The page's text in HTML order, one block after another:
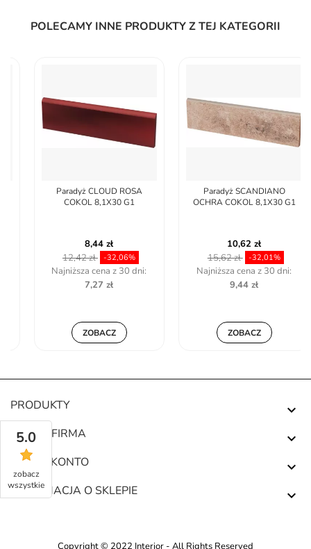
POLECAMY INNE PRODUKTY Z TEJ KATEGORII
Paradyż CLOUD ROSA
COKOL 8,1X30 G1
8,44 zł
12,42 zł -32,06%
Najniższa cena z 30 dni:
7,27 zł
ZOBACZ
Paradyż SCANDIANO
OCHRA COKOL 8,1X30 G1
10,62 zł
15,62 zł -32,01%
Najniższa cena z 30 dni:
9,44 zł
ZOBACZ
PRODUKTY 
NASZA FIRMA 
TWOJE KONTO 
INFORMACJA O SKLEPIE 
Copyright © 2022 Interior - All Rights Reserved
5.0
zobacz
wszystkie